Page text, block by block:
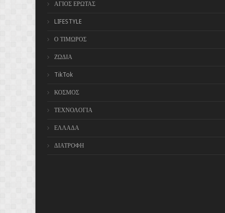
ΑΓΙΟΣ ΕΡΩΤΑΣ
LIFESTYLE
Ο ΤΙΜΩΡΟΣ
ΖΩΔΙΑ
TikTok
ΚΟΣΜΟΣ
ΤΕΧΝΟΛΟΓΙΑ
ΕΛΛΑΔΑ
ΔΙΑΤΡΟΦΗ